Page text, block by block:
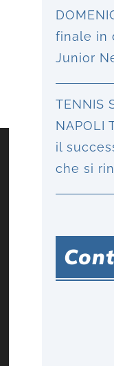
finale in
Junior
TENNIS
NAPOLI
il
che si